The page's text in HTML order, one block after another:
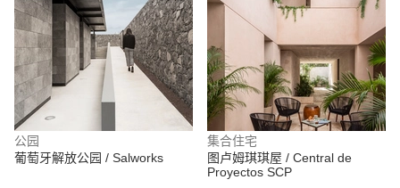
公园
葡萄牙解放公园 / Salworks
集合住宅
图卢姆琪琪屋 / Central de
Proyectos SCP